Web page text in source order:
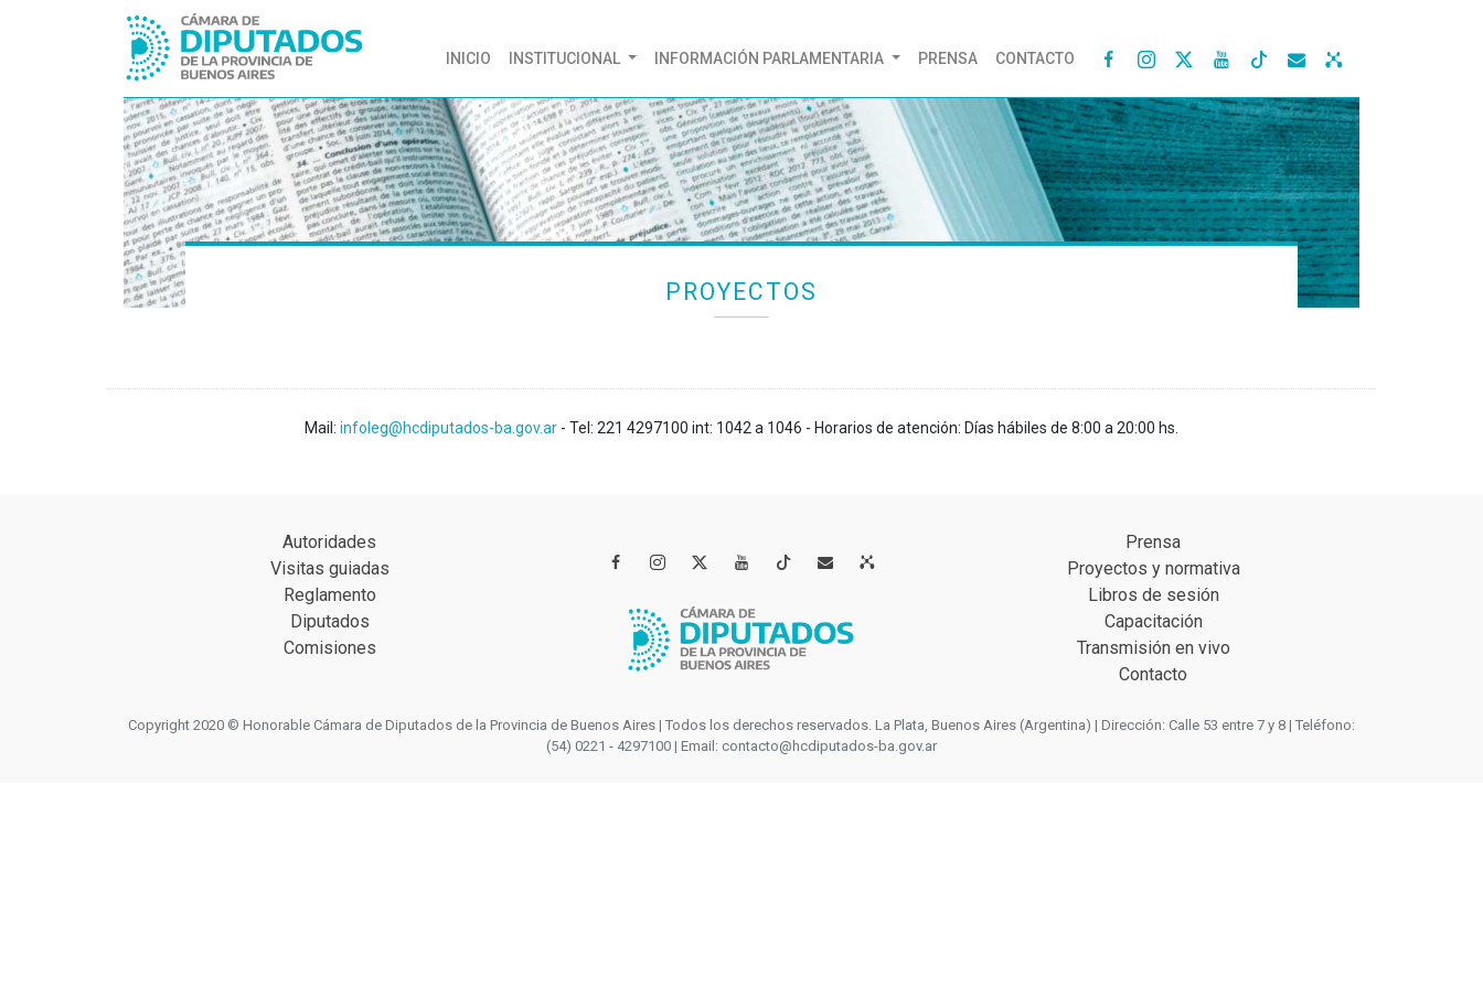
INICIO (CURRENT)
INSTITUCIONAL INFORMACIÓN PARLAMENTARIA PRENSA CONTACTO    
PROYECTOS
Mail: infoleg@hcdiputados-ba.gov.ar - Tel: 221 4297100 int: 1042 a 1046 - Horarios de atención: Días hábiles de 8:00 a 20:00 hs.
Autoridades
Visitas guiadas
Reglamento
Diputados
Comisiones
   
Prensa
Proyectos y normativa
Libros de sesión
Capacitación
Transmisión en vivo
Contacto
Copyright 2020 © Honorable Cámara de Diputados de la Provincia de Buenos Aires | Todos los derechos reservados. La Plata, Buenos Aires (Argentina) | Dirección: Calle 53 entre 7 y 8 | Teléfono:
(54) 0221 - 4297100 | Email: contacto@hcdiputados-ba.gov.ar